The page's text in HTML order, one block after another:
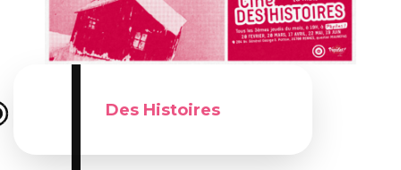
Du 20 février 2025 au 07 mai 2026
Des Histoires